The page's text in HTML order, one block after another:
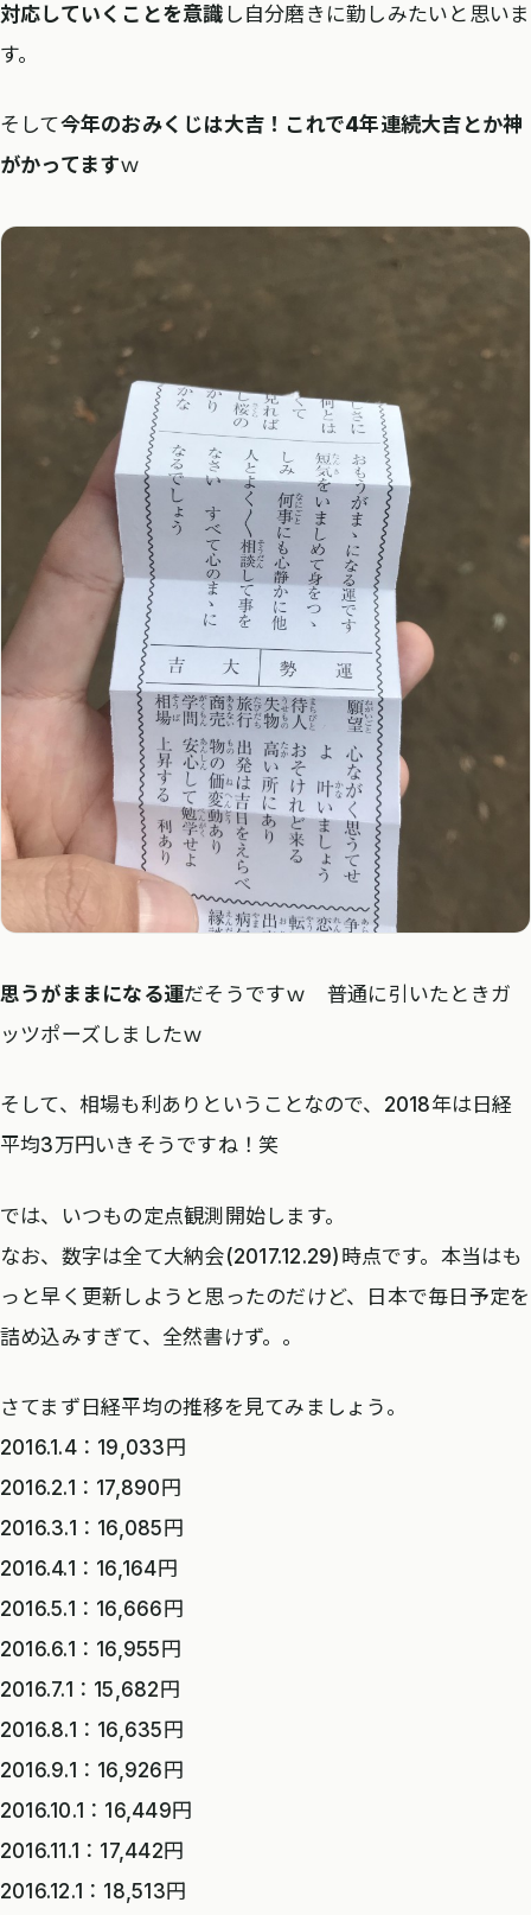
対応していくことを意識 し自分磨きに勤しみたいと思いま
す。
そして今年のおみくじは大吉！これで4年連続大吉とか神
がかってますｗ
思うがままになる運だそうですｗ 普通に引いたときガ
ッツポーズしましたｗ
そして、相場も利ありということなので、2018年は日経
平均3万円いきそうですね！笑
では、いつもの定点観測開始します。
なお、数字は全て大納会(2017.12.29)時点です。本当はも
っと早く更新しようと思ったのだけど、日本で毎日予定を
詰め込みすぎて、全然書けず。。
さてまず日経平均の推移を見てみましょう。
2016.1.4：19,033円
2016.2.1：17,890円
2016.3.1：16,085円
2016.4.1：16,164円
2016.5.1：16,666円
2016.6.1：16,955円
2016.7.1：15,682円
2016.8.1：16,635円
2016.9.1：16,926円
2016.10.1：16,449円
2016.11.1：17,442円
2016.12.1：18,513円